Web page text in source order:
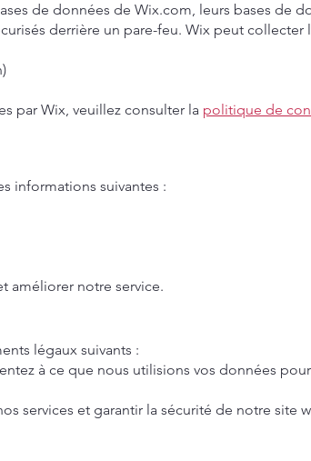
de données de Wix.com, leurs bases de
derrière un pare-feu. Wix peut collecter
par Wix, veuillez consulter la politique de
informations suivantes :
améliorer notre service.
légaux suivants :
à ce que nous utilisions vos données
services et garantir la sécurité de notre site